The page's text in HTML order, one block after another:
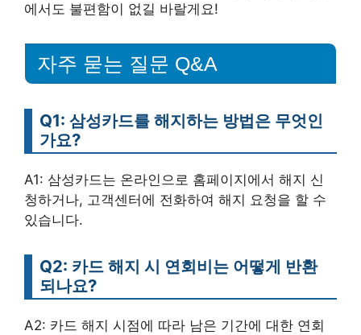
에서도 불편함이 없길 바랄게요!
자주 묻는 질문 Q&A
Q1: 삼성카드를 해지하는 방법은 무엇인
가요?
A1: 삼성카드는 온라인으로 홈페이지에서 해지 신
청하거나, 고객센터에 전화하여 해지 요청을 할 수
있습니다.
Q2: 카드 해지 시 연회비는 어떻게 반환
되나요?
A2: 카드 해지 시점에 따라 남은 기간에 대한 연회